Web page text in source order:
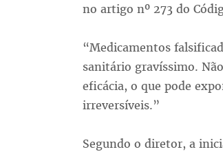
no artigo nº 273 do
“Medicamentos
sanitário gravíssimo.
eficácia, o que pode
irreversíveis.”
Segundo o diretor, a